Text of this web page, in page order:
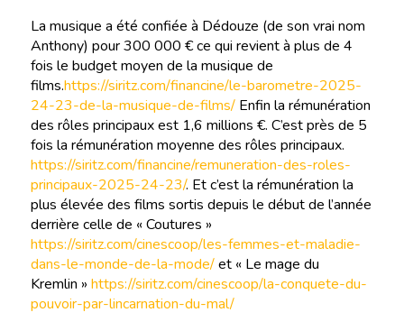
La musique a été confiée à Dédouze (de son vrai nom
Anthony) pour 300 000 € ce qui revient à plus de 4
fois le budget moyen de la musique de
films.https://siritz.com/financine/le-barometre-2025-
24-23-de-la-musique-de-films/ Enfin la rémunération
des rôles principaux est 1,6 millions €. C’est près de 5
fois la rémunération moyenne des rôles principaux.
https://siritz.com/financine/remuneration-des-roles-
principaux-2025-24-23/. Et c’est la rémunération la
plus élevée des films sortis depuis le début de l’année
derrière celle de « Coutures »
https://siritz.com/cinescoop/les-femmes-et-maladie-
dans-le-monde-de-la-mode/et « Le mage du
Kremlin » https://siritz.com/cinescoop/la-conquete-du-
pouvoir-par-lincarnation-du-mal/